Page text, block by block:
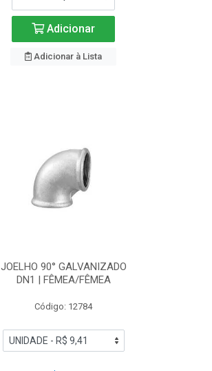
Adicionar
Adicionar à Lista
JOELHO 90° GALVANIZADO
DN1 | FÊMEA/FÊMEA
Código: 12784